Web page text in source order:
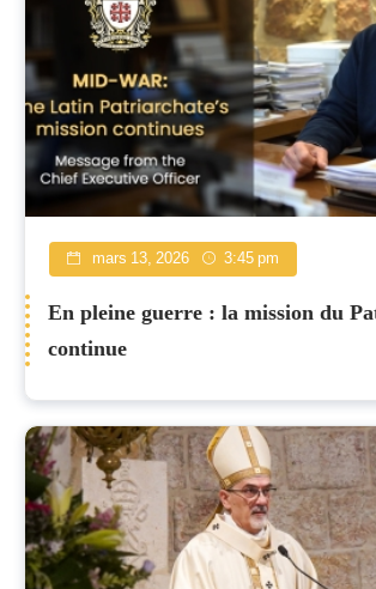
mars 13, 2026 3:45 pm
En pleine guerre : la mission du
continue